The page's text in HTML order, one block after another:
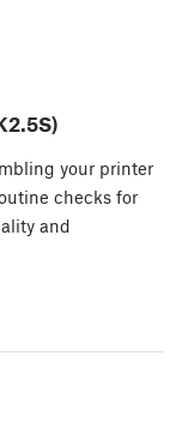
your printer
checks for
and